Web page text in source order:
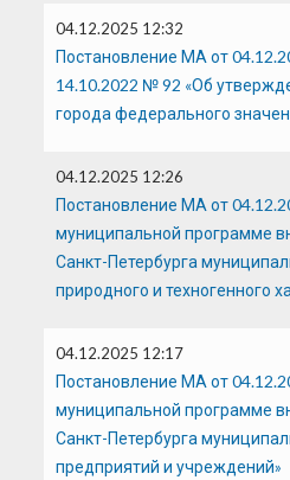
04.12.2025 12:32
Постановление МА от
14.10.2022 № 92 «Об
города федерального
04.12.2025 12:26
Постановление МА от
муниципальной программе
Санкт-Петербурга
природного и техногенного
04.12.2025 12:17
Постановление МА от
муниципальной программе
Санкт-Петербурга
предприятий и учреждений»